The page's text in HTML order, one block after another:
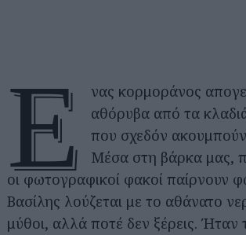
Έ
νας κορμοράνος
αθόρυβα από τα
που σχεδόν
Μέσα στη βάρκα μας,
οι φωτογραφικοί φακοί παίρνουν
Βασίλης λούζεται με το αθάνατο
μύθοι, αλλά ποτέ δεν ξέρεις. Ήταν